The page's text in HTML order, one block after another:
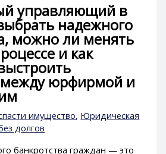
управляющий в
надежного
можно ли менять
и как
юрфирмой и
имущество, Юридическая
долгов
банкротства граждан — это